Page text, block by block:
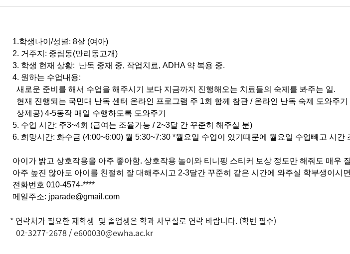
1.학생나이/성별: 8살 (여아)
2. 거주지: 중림동(만리동고개)
3. 학생 현재 상황: 난독 중재 중, 작업치료, ADHA 약 복용 중.
4. 원하는 수업내용:
새로운 준비를 해서 수업을 해주시기 보다 지금까지 진행해오는 치료들의 숙제를 봐주는 일.
현재 진행되는 국민대 난독 센터 온라인 프로그램 주 1회 함께 참관 / 온라인 난독 숙제 도와주
상제공) 4-5동작 매일 수행하도록 도와주기
5. 수업 시간: 주3~4회 (급여는 조율가능 / 2~3달 간 꾸준히 해주실 분)
6. 희망시간: 화수금 (4:00~6:00) 월 5:30~7:30 *월요일 수업이 있기때문에 월요일 수업빼고 시간
아이가 밝고 상호작용을 아주 좋아함. 상호작용 놀이와 티니핑 스티커 보상 정도만 해줘도 매우
아주 높진 않아도 아이를 친절히 잘 대해주시고 2-3달간 꾸준히 같은 시간에 와주실 학부생이시
전화번호 010-4574-****
메일주소: jparade@gmail.com
* 연락처가 필요한 재학생 및 졸업생은 학과 사무실로 연락 바랍니다. (학번 필수)
02-3277-2678 /e600030@ewha.ac.kr